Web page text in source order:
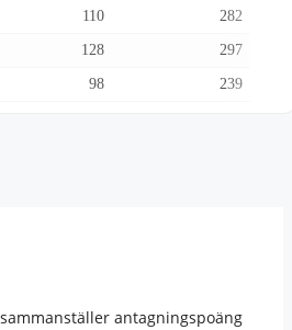
110 282
128 297
98 239
antagningspoäng